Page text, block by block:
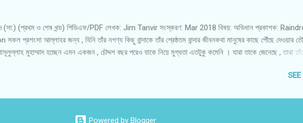
(সা:) (প্রথম ও শেষ খন্ড) পিডিএফ/PDF লেখক: Jim Tanvir সংস্করণ: Mar 2018 বিষয়: অভিধান প্রকাশক:
প্রশংসা আল্লাহর জন্য , যিনি তাঁর নগণ্য কিছু বান্দাকে তাঁর শ্রেষ্ঠতম বান্দার জীবনকথা মানুষের কাছে পৌঁছে দেওয়ার
মুহাম্মাদ হচ্ছেন এমন একজন , চৌদ্দশ বছর পরেও যাকে নিয়ে মুগ্ধতা এতটুকু কমেনি । যারা তাকে জেনেছে , তারা
মানুষ সবচাইতে বেশি ভালোবেসেছে , তিনি হলেন রাসূলুল্লাহ । গল্পের নায়কদের কথা মানুষ খানিক বাদেই ভুলে যায় , ঐতিহাসিক
নিজের জীবন দিয়ে দেয় । জীবদ্দশায় আবু জাহেলরা তাঁকে ভয় করতো , মৃত্যুর পরে আবু জাহেলের উত্তরসূরিরা তাঁর
শুরু করে বারাক ওবামা কিন্তু দুর্ভাগ্য , যে জাতির কাছে ‘ মুহাম্মাদ ' * আছে , সে জ...
Powered by Blogger